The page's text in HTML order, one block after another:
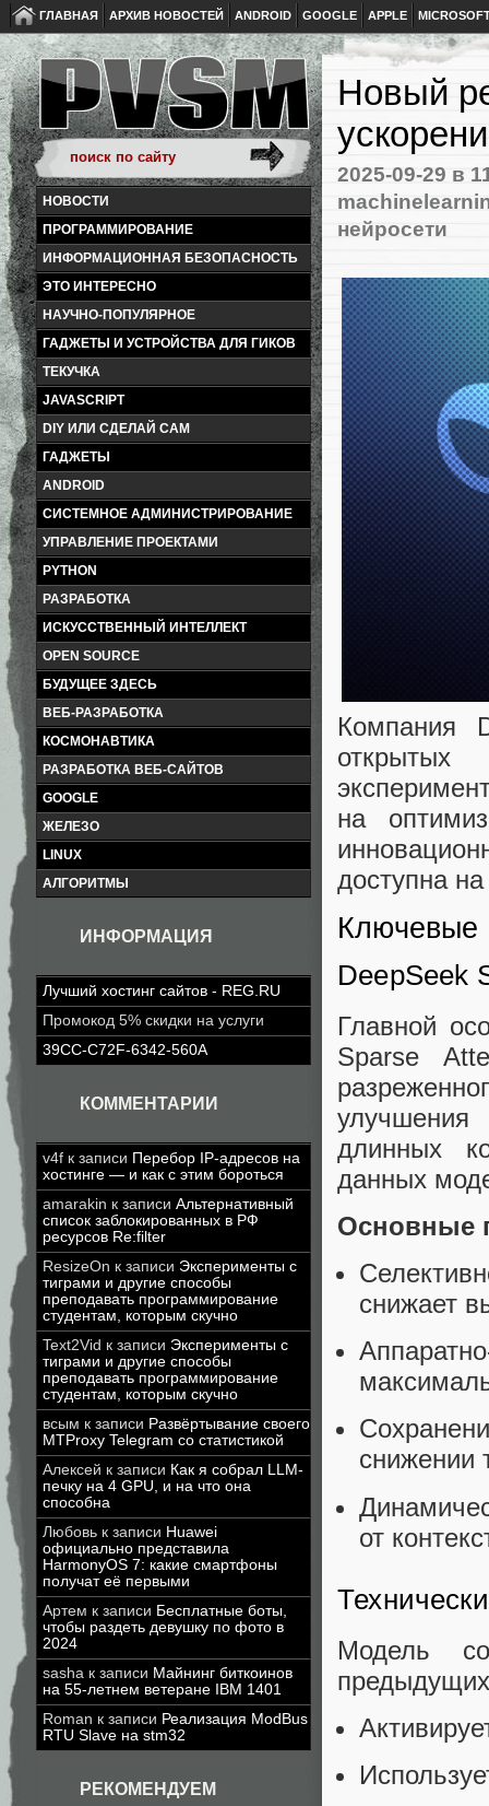
ГЛАВНАЯ АРХИВ НОВОСТЕЙ ANDROID GOOGLE APPLE
НОВОСТИ
ПРОГРАММИРОВАНИЕ
ИНФОРМАЦИОННАЯ БЕЗОПАСНОСТЬ
ЭТО ИНТЕРЕСНО
НАУЧНО-ПОПУЛЯРНОЕ
ГАДЖЕТЫ И УСТРОЙСТВА ДЛЯ ГИКОВ
ТЕКУЧКА
JAVASCRIPT
DIY ИЛИ СДЕЛАЙ САМ
ГАДЖЕТЫ
ANDROID
СИСТЕМНОЕ АДМИНИСТРИРОВАНИЕ
УПРАВЛЕНИЕ ПРОЕКТАМИ
PYTHON
РАЗРАБОТКА
ИСКУССТВЕННЫЙ ИНТЕЛЛЕКТ
OPEN SOURCE
БУДУЩЕЕ ЗДЕСЬ
ВЕБ-РАЗРАБОТКА
КОСМОНАВТИКА
РАЗРАБОТКА ВЕБ-САЙТОВ
GOOGLE
ЖЕЛЕЗО
LINUX
АЛГОРИТМЫ
ИНФОРМАЦИЯ
Лучший хостинг сайтов - REG.RU
Промокод 5% скидки на услуги
39CC-C72F-6342-560A
КОММЕНТАРИИ
v4f к записи Перебор IP-адресов на
хостинге — и как с этим бороться
amarakin к записи Альтернативный
список заблокированных в РФ
ресурсов Re:filter
ResizeOn к записи Эксперименты с
тиграми и другие способы
преподавать программирование
студентам, которым скучно
Text2Vid к записи Эксперименты с
тиграми и другие способы
преподавать программирование
студентам, которым скучно
всым к записи Развёртывание своего
MTProxy Telegram со статистикой
Алексей к записи Как я собрал LLM-
печку на 4 GPU, и на что она
способна
Любовь к записи Huawei
официально представила
HarmonyOS 7: какие смартфоны
получат её первыми
Артем к записи Бесплатные боты,
чтобы раздеть девушку по фото в
2024
sasha к записи Майнинг биткоинов
на 55-летнем ветеране IBM 1401
Roman к записи Реализация ModBus
RTU Slave на stm32
РЕКОМЕНДУЕМ
Новый
2025-09-29 в
нейросети
Компания
на
доступна
Ключевые
DeepSeek
Главной
Sparse
длинных
данных
Основные
снижает
снижении
от
Модель